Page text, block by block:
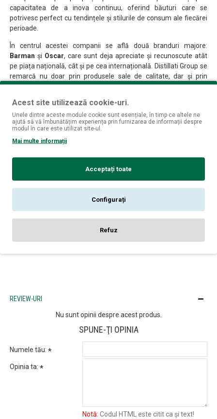
capacitatea de a inova continuu, oferind băuturi care se
potrivesc perfect cu tendințele și stilurile de consum ale fiecărei
perioade.
În centrul acestei companii se află două branduri majore:
Barman și Oscar, care sunt deja apreciate și recunoscute atât
pe piața națională, cât și pe cea internațională. Distillati Group se
remarcă nu doar prin produsele sale de calitate, dar și prin
filozofia sa, care pune accent pe crearea unor lichioruri clasice și
Fiecare produs este gândit pentru a combina gustul autentic cu
un design elegant, oferind o experiență de neuitat pentru
consumatori.
Un alt punct forte al Distillati Group este angajamentul constant
de produse noi, ambalaje atractive și stiluri care răspund
cerințelor pieței, menținându-se astfel în pas cu trendurile
vehicule proprii și curieri naționali rapizi, Distillati Group se
asigură că produsele sale ajung rapid și eficient în locuri cheie –
doar de calitate, ci și un adevărat obiect de apreciat din punct de
REVIEW-URI
Nu sunt opinii despre acest produs.
SPUNE-ŢI OPINIA
Numele tău:
Opinia ta:
Notă: Codul HTML este citit ca şi text!
Acest site utilizează cookie-uri.
Unele dintre aceste module cookie sunt esențiale, în timp ce altele ne
ajută să vă îmbunătățim experiența prin furnizarea de informații despre
modul în care este utilizat site-ul.
Mai multe informații
Acceptați toate
Configurați
Refuz